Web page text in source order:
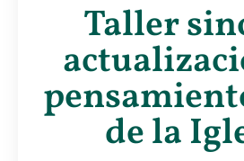
Taller
de la